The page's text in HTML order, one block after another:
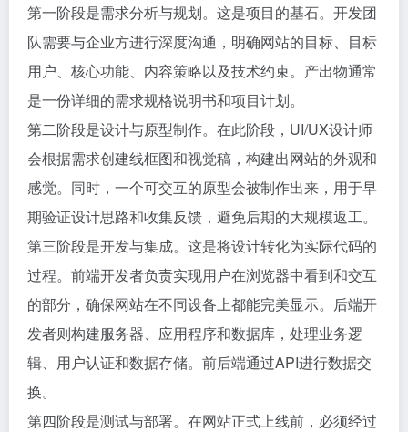
第一阶段是需求分析与规划。这是项目的基石。开发团
队需要与企业方进行深度沟通，明确网站的目标、目标
用户、核心功能、内容策略以及技术约束。产出物通常
是一份详细的需求规格说明书和项目计划。
第二阶段是设计与原型制作。在此阶段，UI/UX设计师
会根据需求创建线框图和视觉稿，构建出网站的外观和
感觉。同时，一个可交互的原型会被制作出来，用于早
期验证设计思路和收集反馈，避免后期的大规模返工。
第三阶段是开发与集成。这是将设计转化为实际代码的
过程。前端开发者负责实现用户在浏览器中看到和交互
的部分，确保网站在不同设备上都能完美显示。后端开
发者则构建服务器、应用程序和数据库，处理业务逻
辑、用户认证和数据存储。前后端通过API进行数据交
换。
第四阶段是测试与部署。在网站正式上线前，必须经过